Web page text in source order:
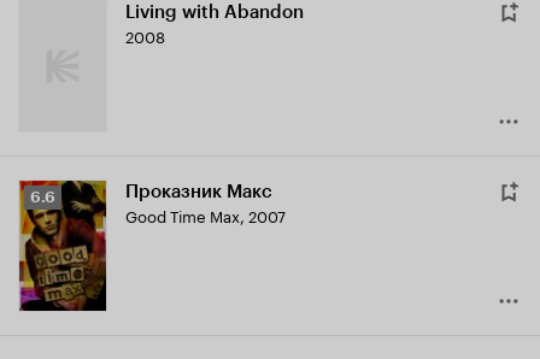
Living with Abandon
2008
Рейтинг
Кинопоиска
6.6
6.6 Проказник Макс
Good Time Max, 2007